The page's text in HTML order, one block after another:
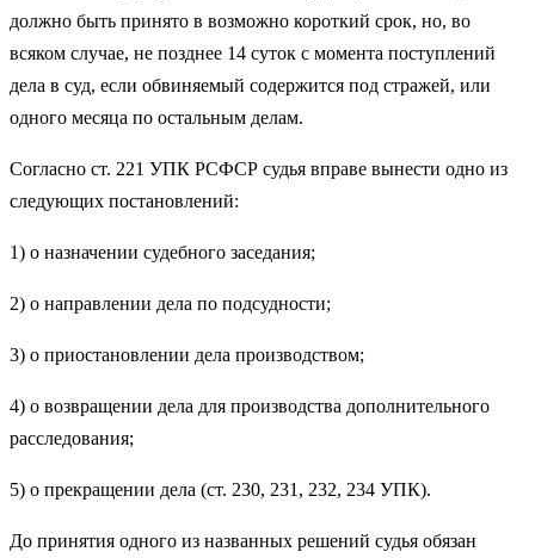
должно быть принято в возможно короткий срок, но, во
всяком случае, не позднее 14 суток с момента поступлений
дела в суд, если обвиняемый содержится под стражей, или
одного месяца по остальным делам.
Согласно ст. 221 УПК РСФСР судья вправе вынести одно из
следующих постановлений:
1) о назначении судебного заседания;
2) о направлении дела по подсудности;
3) о приостановлении дела производством;
4) о возвращении дела для производства дополнительного
расследования;
5) о прекращении дела (ст. 230, 231, 232, 234 УПК).
До принятия одного из названных решений судья обязан